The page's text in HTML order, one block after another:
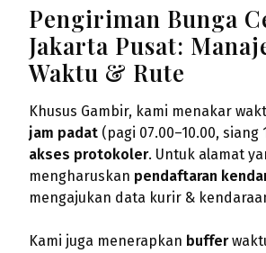
Pengiriman Bunga
Jakarta Pusat:
Waktu & Rute
Khusus Gambir, kami menakar
jam padat (pagi 07.00–10.00, siang
akses protokoler. Untuk alamat
mengharuskan pendaftaran
mengajukan data kurir &
Kami juga menerapkan buffer